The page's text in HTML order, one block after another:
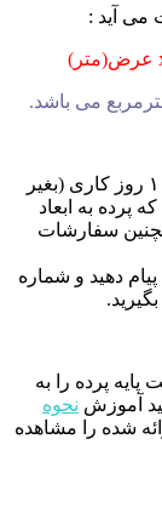
آید :
زمان آماده سازی و تحویل محصولات پرده ۷ تا ۱۰ روز کاری (بغیر
که پرده به ابعاد
سفارشات
دهید و شماره
پرده را به
آموزش نحوه
شده را مشاهده